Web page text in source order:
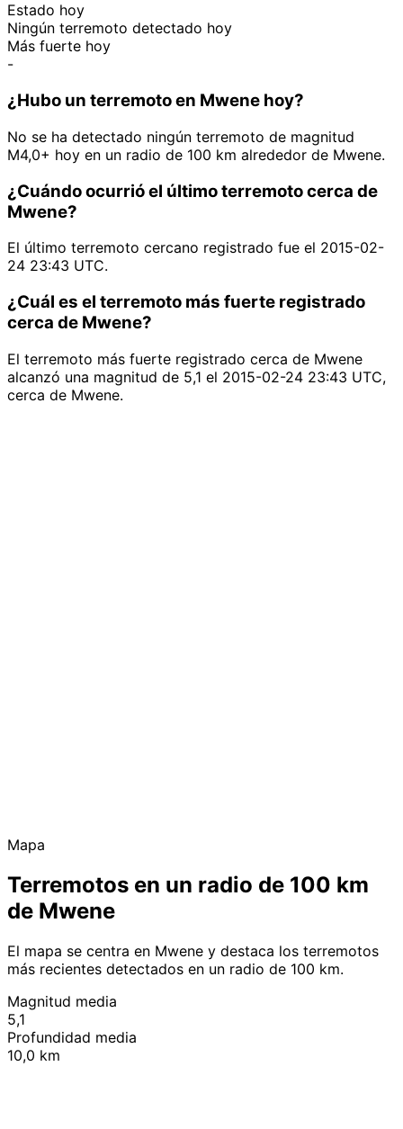
Estado hoy
Ningún terremoto detectado hoy
Más fuerte hoy
-
¿Hubo un terremoto en Mwene hoy?
No se ha detectado ningún terremoto de magnitud
M4,0+ hoy en un radio de 100 km alrededor de Mwene.
¿Cuándo ocurrió el último terremoto cerca de
Mwene?
El último terremoto cercano registrado fue el 2015-02-
24 23:43 UTC.
¿Cuál es el terremoto más fuerte registrado
cerca de Mwene?
El terremoto más fuerte registrado cerca de Mwene
alcanzó una magnitud de 5,1 el 2015-02-24 23:43 UTC,
cerca de Mwene.
Mapa
Terremotos en un radio de 100 km
de Mwene
El mapa se centra en Mwene y destaca los terremotos
más recientes detectados en un radio de 100 km.
Magnitud media
5,1
Profundidad media
10,0 km